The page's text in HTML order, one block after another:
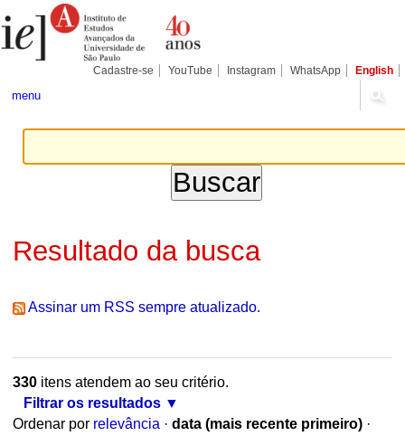
para
conteúdo.
Pessoais
Cadastre-se YouTube Instagram WhatsApp English
menu
Resultado da busca
Assinar um RSS sempre atualizado.
330itens atendem ao seu critério.
Filtrar os resultados
Ordenar por relevância · data (mais recente primeiro) ·